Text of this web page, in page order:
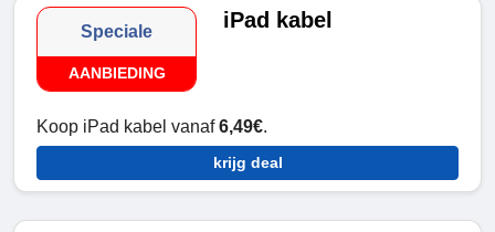
Speciale
AANBIEDING
iPad kabel
Koop iPad kabel vanaf6,49€.
krijg deal